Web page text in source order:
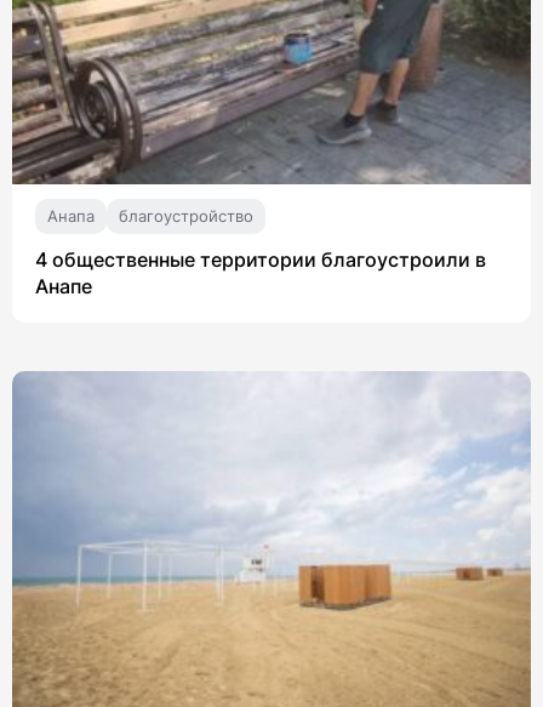
Анапа благоустройство
4 общественные территории благоустроили в
Анапе